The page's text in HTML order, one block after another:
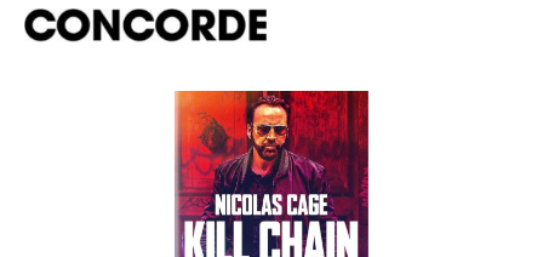
Bildergalerie überspringen